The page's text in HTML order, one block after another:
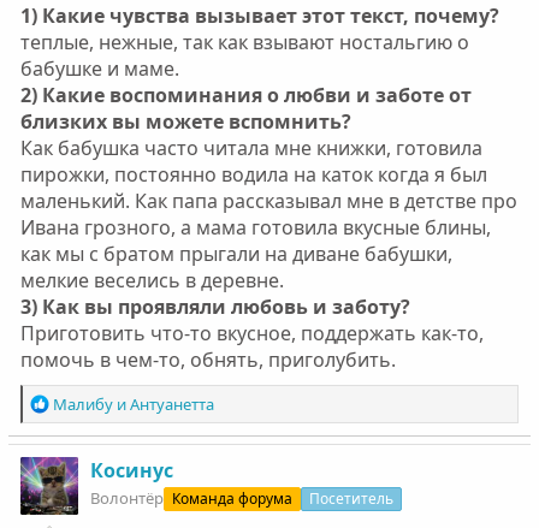
1) Какие чувства вызывает этот текст, почему?
теплые, нежные, так как взывают ностальгию о
бабушке и маме.
2) Какие воспоминания о любви и заботе от
близких вы можете вспомнить?
Как бабушка часто читала мне книжки, готовила
пирожки, постоянно водила на каток когда я был
маленький. Как папа рассказывал мне в детстве про
Ивана грозного, а мама готовила вкусные блины,
как мы с братом прыгали на диване бабушки,
мелкие веселись в деревне.
3) Как вы проявляли любовь и заботу?
Приготовить что-то вкусное, поддержать как-то,
помочь в чем-то, обнять, приголубить.
Р
е
а
к
ц
и
МалибуиАнтуанетта
Косинус
Волонтëр Команда форума Посетитель